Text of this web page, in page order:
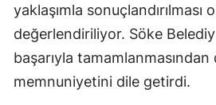
yaklaşımla sonuçlandırılması
değerlendiriliyor. Söke
başarıyla tamamlanmasından
memnuniyetini dile getirdi.